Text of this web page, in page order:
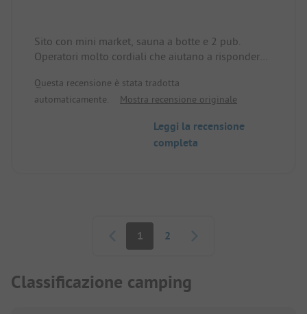
Sito con mini market, sauna a botte e 2 pub.
Operatori molto cordiali che aiutano a rispondere
sono aperti dalle 8 alle 22. Fermata dell'autobus
davanti al campeggio (ogni 30 minuti), biglietti
Ottima posizione per le escursioni. I servizi igienici
(3 aree) sono puliti ma in parte vecchi. Molto
Questa recensione è stata tradotta
automaticamente.
Mostra recensione originale
Leggi la recensione
completa
Paginazione
1 2
Classificazione camping